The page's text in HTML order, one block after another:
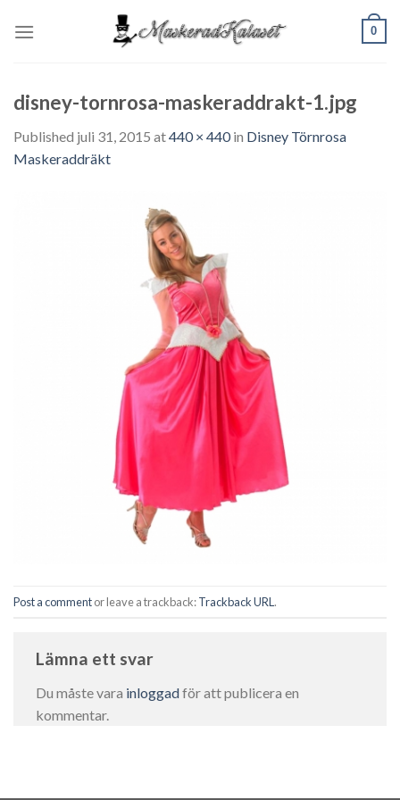
0
disney-tornrosa-maskeraddrakt-1.jpg
Published juli 31, 2015 at440 × 440in Disney Törnrosa
Maskeraddräkt
Post a commentor leave a trackback:Trackback URL .
Lämna ett svar
Du måste vara inloggadför att publicera en
kommentar.